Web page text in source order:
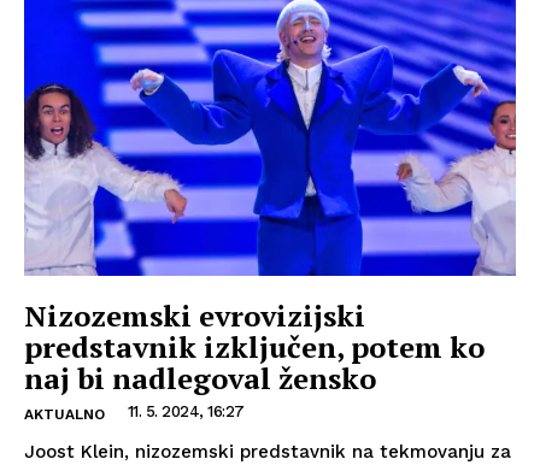
Nizozemski evrovizijski
predstavnik izključen, potem ko
naj bi nadlegoval žensko
AKTUALNO 11. 5. 2024, 16:27
Joost Klein, nizozemski predstavnik na tekmovanju za